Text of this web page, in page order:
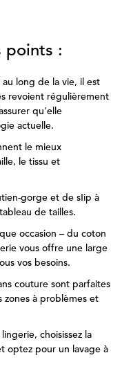
points :
long de la vie, il est
revoient régulièrement
qu'elle
actuelle.
le mieux
le tissu et
gorge et de sIip à
de tailles.
occasion – du coton
vous offre une large
vos besoins.
couture sont parfaites
zones à problèmes et
choisissez la
optez pour un lavage à